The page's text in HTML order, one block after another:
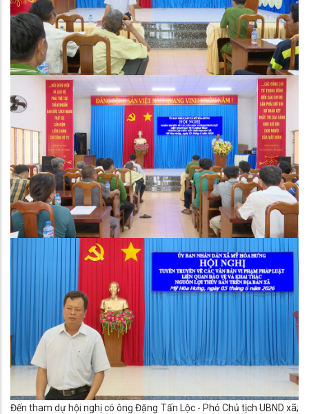
Đến tham dự hội nghị có ông Đặng Tấn Lộc - Phó Chủ tịch UBND xã;